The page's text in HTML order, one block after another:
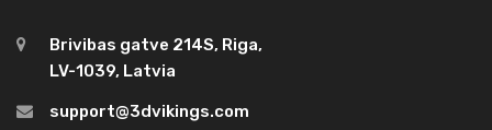
Brivibas gatve 214S, Riga,
LV-1039, Latvia
support@3dvikings.com